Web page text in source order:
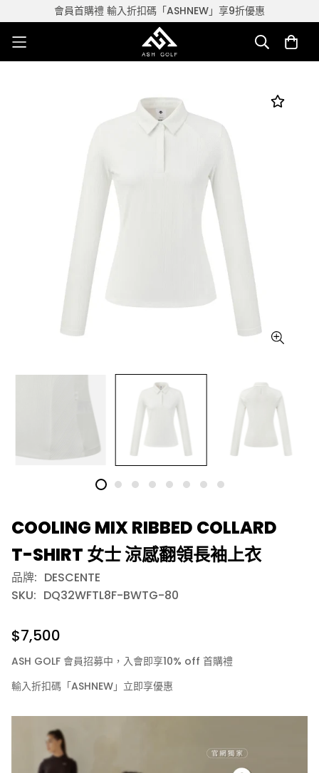
會員首購禮 輸入折扣碼「ASHNEW」享9折優惠
COOLING MIX RIBBED COLLARD
T-SHIRT 女士 涼感翻領長袖上衣
品牌: DESCENTE
SKU: DQ32WFTL8F-BWTG-80
$7,500
ASH GOLF 會員招募中，入會即享10% off 首購禮
輸入折扣碼「ASHNEW」立即享優惠